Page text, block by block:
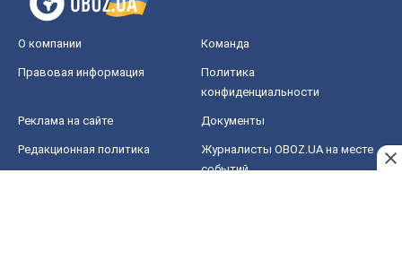
О компании Команда
Правовая информация
Политика
конфиденциальности
Реклама на сайте Документы
Редакционная политика
Журналисты OBOZ.UA на месте
событий